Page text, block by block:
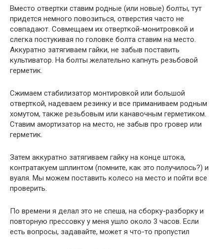
Вместо отвертки ставим родные (или новые) болты, тут
придется немного повозиться, отверстия часто не
совпадают. Совмещаем их отверткой-монитровкой и
слегка постукивая по головке болта ставим на место.
Аккуратно затягиваем гайки, не забыв поставить
культиватор. На болты желательно капнуть резьбовой
герметик.
Сжимаем стабилизатор монтировкой или большой
отверткой, надеваем резинку и все приманиваем родным
хомутом, также резьбовым или канавочным герметиком.
Ставим амортизатор на место, не забыв про гровер или
герметик.
Затем аккуратно затягиваем гайку на конце штока,
контратакуем шплинтом (помните, как это получилось?) и
вуаля. Мы можем поставить колесо на место и пойти все
проверить.
По времени я делал это не спеша, на сборку-разборку и
повторную прессовку у меня ушло около 3 часов. Если
есть вопросы, задавайте, может я что-то пропустил